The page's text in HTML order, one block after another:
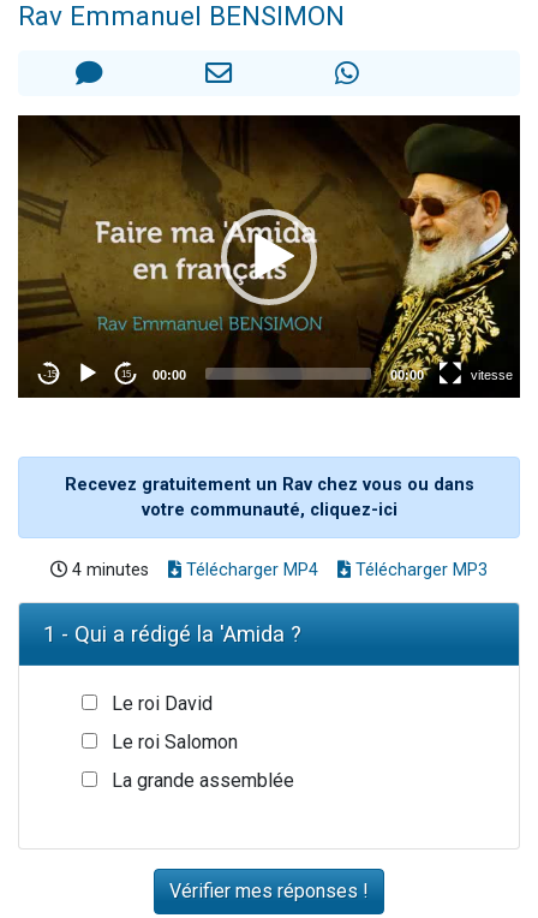
12 nouvelles musiques dans Torah-Box Music
Rav Emmanuel BENSIMON
Recevez gratuitement un Rav chez vous ou dans
votre communauté, cliquez-ici
4 minutes Télécharger MP4 Télécharger MP3
1 - Qui a rédigé la 'Amida ?
Le roi David
Le roi Salomon
La grande assemblée